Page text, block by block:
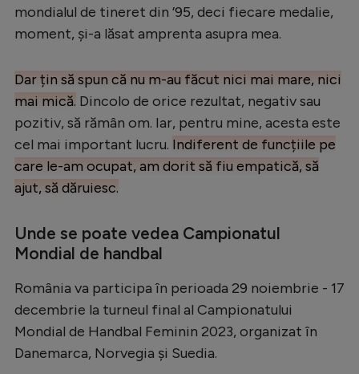
mondialul de tineret din ’95, deci fiecare medalie,
moment, și-a lăsat amprenta asupra mea.
Dar țin să spun că nu m-au făcut nici mai mare, nici
mai mică. Dincolo de orice rezultat, negativ sau
pozitiv, să rămân om. Iar, pentru mine, acesta este
cel mai important lucru. Indiferent de funcțiile pe
care le-am ocupat, am dorit să fiu empatică, să
ajut, să dăruiesc.
Unde se poate vedea Campionatul
Mondial de handbal
România va participa în perioada 29 noiembrie - 17
decembrie la turneul final al Campionatului
Mondial de Handbal Feminin 2023, organizat în
Danemarca, Norvegia și Suedia.